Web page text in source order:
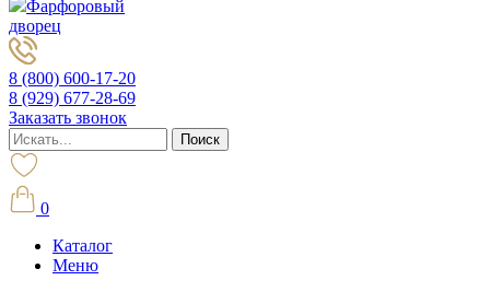
Фарфоровый
дворец
8 (800) 600-17-20
8 (929) 677-28-69
Заказать звонок
0
Каталог
Меню